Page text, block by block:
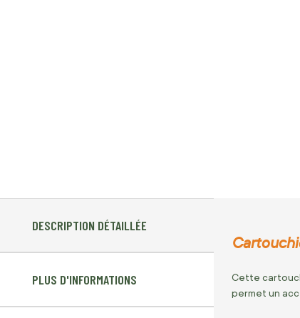
DESCRIPTION DÉTAILLÉE
PLUS D'INFORMATIONS
Cette
permet un